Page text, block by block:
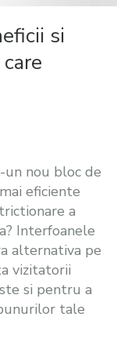
si
nou bloc de
eficiente
a
Interfoanele
alternativa pe
vizitatorii
si pentru a
tale